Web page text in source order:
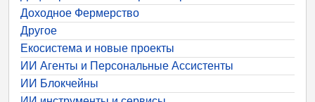
Доходное Фермерство
Другое
Екосистема и новые проекты
ИИ Агенты и Персональные Ассистенты
ИИ Блокчейны